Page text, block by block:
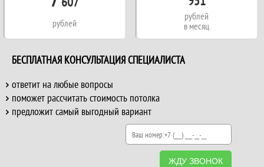
рублей
рублей
в месяц
БЕСПЛАТНАЯ КОНСУЛЬТАЦИЯ СПЕЦИАЛИСТА
ответит на любые вопросы
поможет рассчитать стоимость потолка
предложит самый выгодный вариант
ЖДУ ЗВОНОК